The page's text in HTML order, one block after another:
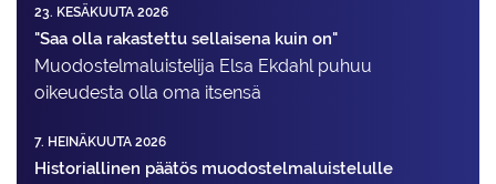
23. KESÄKUUTA 2026
"Saa olla rakastettu sellaisena kuin on"
Muodostelma­luistelija Elsa Ekdahl puhuu
oikeudesta olla oma itsensä
7. HEINÄKUUTA 2026
Historiallinen päätös muodostelmaluistelulle